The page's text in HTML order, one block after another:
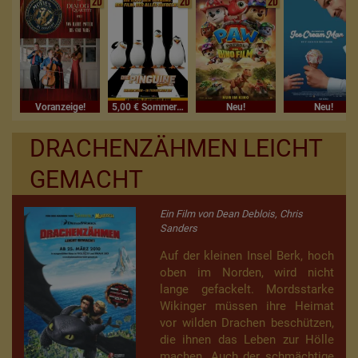
Voranzeige! 5,00 € Sommerferienkino Neu! Neu!
DRACHENZÄHMEN LEICHT
GEMACHT
Ein Film von Dean Deblois, Chris
Sanders
Auf der kleinen Insel Berk, hoch
oben im Norden, wird nicht
lange gefackelt. Mordsstarke
Wikinger müssen ihre Heimat
vor wilden Drachen beschützen,
die ihnen das Leben zur Hölle